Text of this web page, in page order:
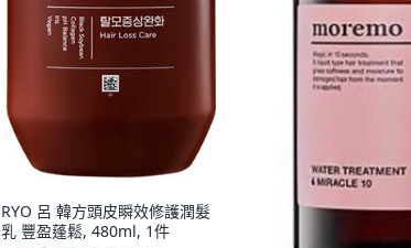
RYO 呂 韓方頭皮瞬效修護潤髮
乳 豐盈蓬鬆, 480ml, 1件